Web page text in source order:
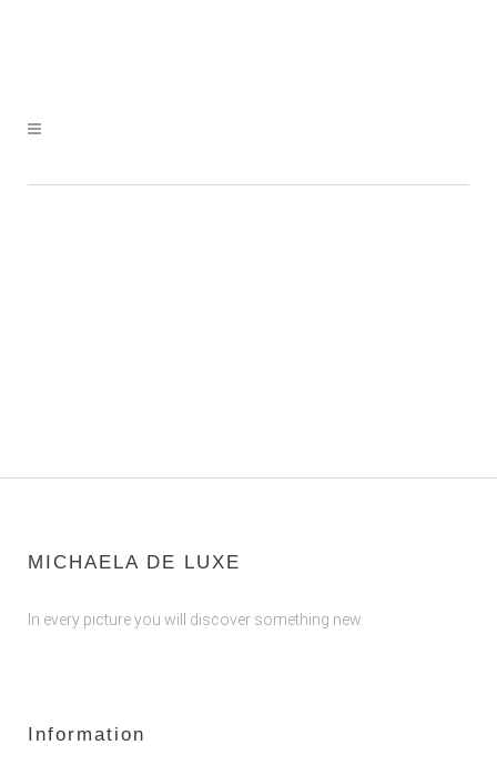
MICHAELA DE LUXE
In every picture you will discover something new.
Information